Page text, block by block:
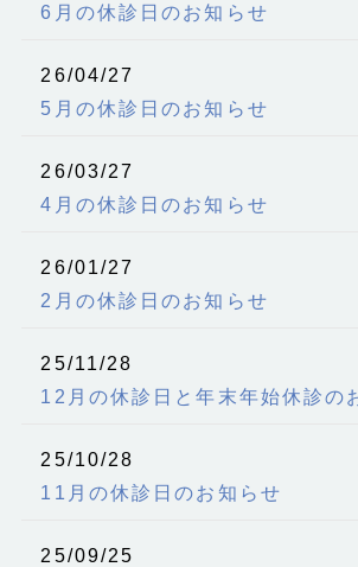
6月の休診日のお知らせ
26/04/27
5月の休診日のお知らせ
26/03/27
4月の休診日のお知らせ
26/01/27
2月の休診日のお知らせ
25/11/28
12月の休診日と年末年始休診の
25/10/28
11月の休診日のお知らせ
25/09/25